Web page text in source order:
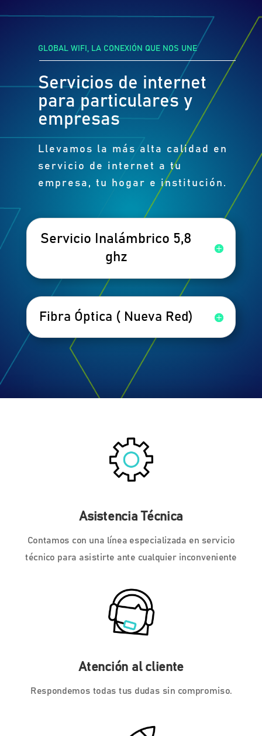
GLOBAL WIFI, LA CONEXIÓN QUE NOS UNE
Servicios de internet
para particulares y
empresas
Llevamos la más alta calidad en
servicio de internet a tu
empresa, tu hogar e institución.
Servicio Inalámbrico 5,8
ghz
Fibra Óptica ( Nueva Red)
Asistencia Técnica
Contamos con una línea especializada en servicio
técnico para asistirte ante cualquier inconveniente
Atención al cliente
Respondemos todas tus dudas sin compromiso.